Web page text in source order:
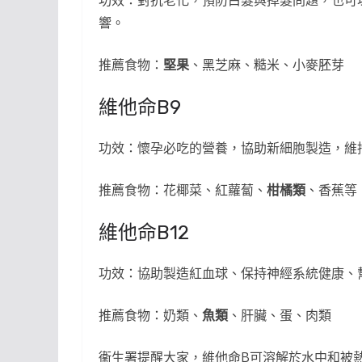
響。
推薦食物： 堅果 、黑芝麻、糙米、小麥胚芽
維他命B9
功效：懷孕必吃的營養，協助新細胞製造，
推薦食物：花椰菜、紅蘿蔔、 柑橘類 、香蕉等
維他命B12
功效：協助製造紅血球、保持神經系統健康
推薦食物：奶類、 魚類 、肝臟、蛋、肉類
衞生署提醒大家，維他命B可溶解於水中和